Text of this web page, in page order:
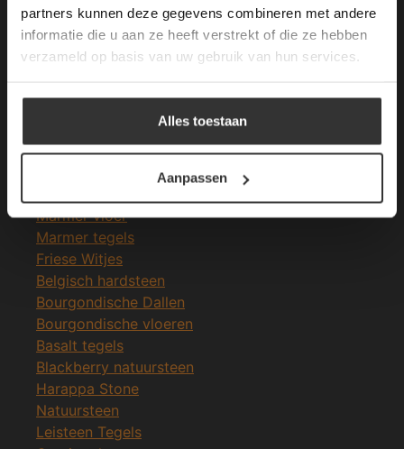
partners kunnen deze gegevens combineren met andere
informatie die u aan ze heeft verstrekt of die ze hebben
verzameld op basis van uw gebruik van hun services.
Alles toestaan
Aanpassen
Natuursteen vloeren
Leisteen vloer
Marmer vloer
Marmer tegels
Friese Witjes
Belgisch hardsteen
Bourgondische Dallen
Bourgondische vloeren
Basalt tegels
Blackberry natuursteen
Harappa Stone
Natuursteen
Leisteen Tegels
verder
ALLES ACCEPTEREN
ALLES AFWIJZEN
DETAILS WEERGEVEN